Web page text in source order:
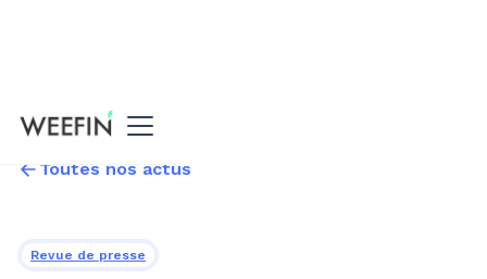
Toutes nos actus
Revue de presse